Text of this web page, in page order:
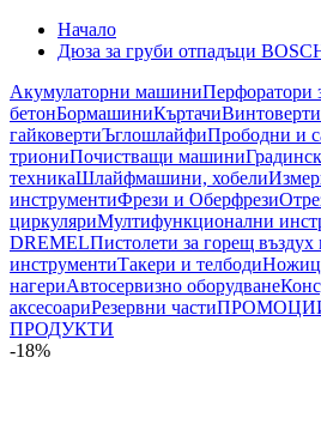
Начало
Дюза за груби отпадъци
Акумулаторни машиниПерфоратори
бетонБормашиниКъртачи
гайковертиЪглошлайфиПрободни и
триониПочистващи машини
техникаШлайфмашини, хобели
инструментиФрези и Оберфрези
циркуляриМултифункционални
DREMELПистолети за горещ въздух
инструментиТакери и телбоди
нагериАвтосервизно оборудване
аксесоариРезервни части
ПРОДУКТИ
-18%